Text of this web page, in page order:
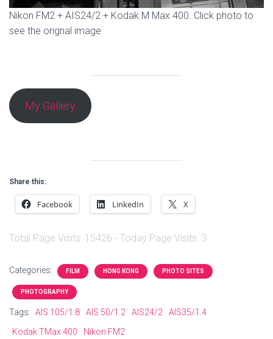
Nikon FM2 + AIS24/2 + Kodak M Max 400. Click photo to
see the orignal image
My Gallery
Share this:
Facebook LinkedIn X
Total Page Visits: 15426 - Today Page Visits: 3
Categories: FILM HONG KONG PHOTO SITES
PHOTOGRAPHY
Tags: AIS 105/1.8 AIS 50/1.2 AIS24/2
AIS35/1.4
Kodak TMax 400
Nikon FM2